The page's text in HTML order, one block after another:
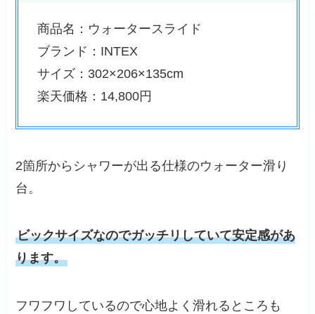
商品名：ウォータースライド
ブランド：INTEX
サイズ：302×206×135cm
楽天価格：14,800円
2箇所からシャワーが出る仕様のウォーター滑り
台。
ビックサイズなのでガッチリしていて安定感があ
ります。
フワフワしているので心地よく滑れるところも